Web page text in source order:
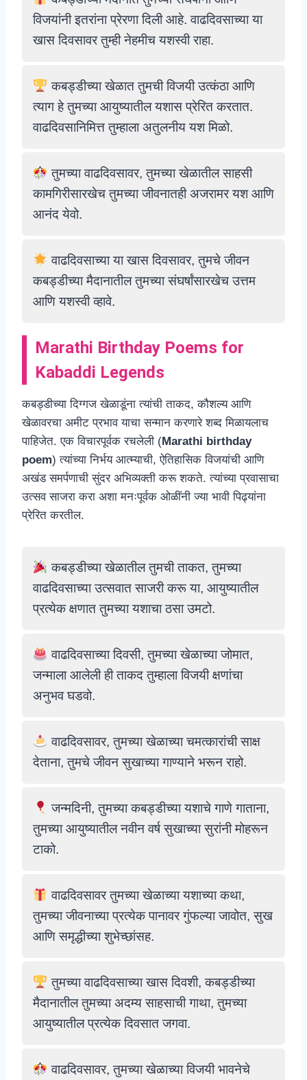
विजयांनी इतरांना प्रेरणा दिली आहे. वाढदिवसाच्या या
खास दिवसावर तुम्ही नेहमीच यशस्वी राहा.
कबड्डीच्या खेळात तुमची विजयी उत्कंठा आणि
त्याग हे तुमच्या आयुष्यातील यशास प्रेरित करतात.
वाढदिवसानिमित्त तुम्हाला अतुलनीय यश मिळो.
तुमच्या वाढदिवसावर, तुमच्या खेळातील साहसी
कामगिरीसारखेच तुमच्या जीवनातही अजरामर यश आणि
आनंद येवो.
वाढदिवसाच्या या खास दिवसावर, तुमचे जीवन
कबड्डीच्या मैदानातील तुमच्या संघर्षांसारखेच उत्तम
आणि यशस्वी व्हावे.
Marathi Birthday Poems for
Kabaddi Legends
कबड्डीच्या दिग्गज खेळाडूंना त्यांची ताकद, कौशल्य आणि
खेळावरचा अमीट प्रभाव याचा सन्मान करणारे शब्द मिळायलाच
पाहिजेत. एक विचारपूर्वक रचलेली (Marathi birthday
poem) त्यांच्या निर्भय आत्म्याची, ऐतिहासिक विजयांची आणि
अखंड समर्पणाची सुंदर अभिव्यक्ती करू शकते. त्यांच्या प्रवासाचा
उत्सव साजरा करा अशा मनःपूर्वक ओळींनी ज्या भावी पिढ्यांना
प्रेरित करतील.
कबड्डीच्या खेळातील तुमची ताकत, तुमच्या
वाढदिवसाच्या उत्सवात साजरी करू या, आयुष्यातील
प्रत्येक क्षणात तुमच्या यशाचा ठसा उमटो.
वाढदिवसाच्या दिवसी, तुमच्या खेळाच्या जोमात,
जन्माला आलेली ही ताकद तुम्हाला विजयी क्षणांचा
अनुभव घडवो.
वाढदिवसावर, तुमच्या खेळाच्या चमत्कारांची साक्ष
देताना, तुमचे जीवन सुखाच्या गाण्याने भरून राहो.
जन्मदिनी, तुमच्या कबड्डीच्या यशाचे गाणे गाताना,
तुमच्या आयुष्यातील नवीन वर्ष सुखाच्या सुरांनी मोहरून
टाको.
वाढदिवसावर तुमच्या खेळाच्या यशाच्या कथा,
तुमच्या जीवनाच्या प्रत्येक पानावर गुंफल्या जावोत, सुख
आणि समृद्धीच्या शुभेच्छांसह.
तुमच्या वाढदिवसाच्या खास दिवशी, कबड्डीच्या
मैदानातील तुमच्या अदम्य साहसाची गाथा, तुमच्या
आयुष्यातील प्रत्येक दिवसात जगवा.
वाढदिवसावर, तुमच्या खेळाच्या विजयी भावनेचे